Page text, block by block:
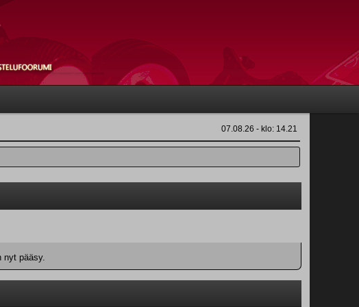
07.08.26 - klo: 14.21
nyt pääsy.